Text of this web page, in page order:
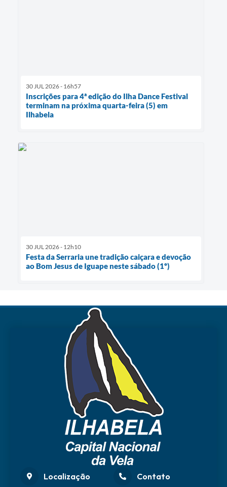
30 JUL 2026 - 16h57
Inscrições para 4ª edição do Ilha Dance Festival
terminam na próxima quarta-feira (5) em
Ilhabela
30 JUL 2026 - 12h10
Festa da Serraria une tradição caiçara e devoção
ao Bom Jesus de Iguape neste sábado (1º)
Localização Contato